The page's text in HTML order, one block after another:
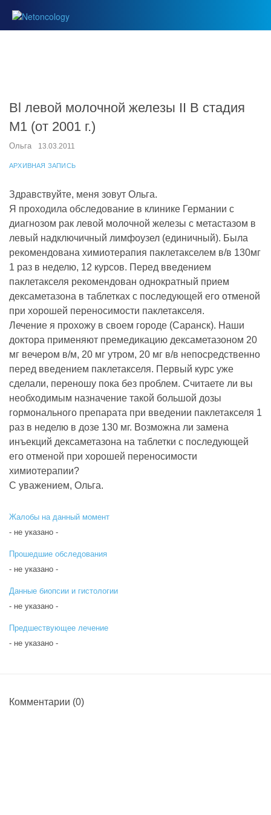
Bl левой молочной железы II B стадия
М1 (от 2001 г.)
Ольга 13.03.2011
АРХИВНАЯ ЗАПИСЬ
Здравствуйте, меня зовут Ольга.
Я проходила обследование в клинике Германии с
диагнозом рак левой молочной железы с метастазом в
левый надключичный лимфоузел (единичный). Была
рекомендована химиотерапия паклетакселем в/в 130мг
1 раз в неделю, 12 курсов. Перед введением
паклетакселя рекомендован однократный прием
дексаметазона в таблетках с последующей его отменой
при хорошей переносимости паклетакселя.
Лечение я прохожу в своем городе (Саранск). Наши
доктора применяют премедикацию дексаметазоном 20
мг вечером в/м, 20 мг утром, 20 мг в/в непосредственно
перед введением паклетакселя. Первый курс уже
сделали, переношу пока без проблем. Считаете ли вы
необходимым назначение такой большой дозы
гормонального препарата при введении паклетакселя 1
раз в неделю в дозе 130 мг. Возможна ли замена
инъекций дексаметазона на таблетки с последующей
его отменой при хорошей переносимости
химиотерапии?
С уважением, Ольга.
Жалобы на данный момент
- не указано -
Прошедшие обследования
- не указано -
Данные биопсии и гистологии
- не указано -
Предшествующее лечение
- не указано -
Комментарии (0)